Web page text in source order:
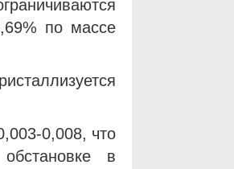
по массе
0,008, что
в